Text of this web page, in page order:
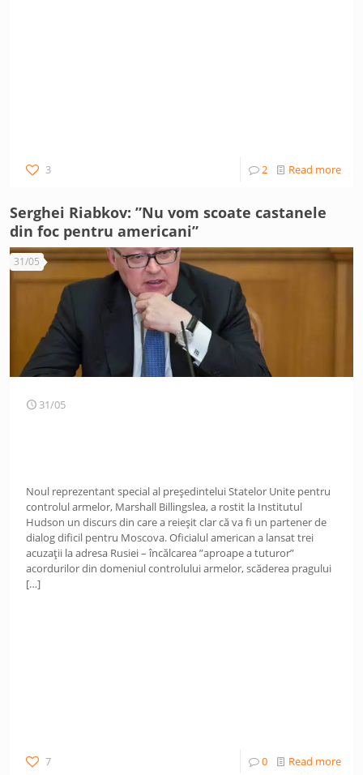
3 2 Read more
Serghei Riabkov: ”Nu vom scoate castanele
din foc pentru americani”
31/05
31/05
Noul reprezentant special al președintelui Statelor Unite pentru
controlul armelor, Marshall Billingslea, a rostit la Institutul
Hudson un discurs din care a reieșit clar că va fi un partener de
dialog dificil pentru Moscova. Oficialul american a lansat trei
acuzații la adresa Rusiei – încălcarea ”aproape a tuturor”
acordurilor din domeniul controlului armelor, scăderea pragului
[…]
7 0 Read more